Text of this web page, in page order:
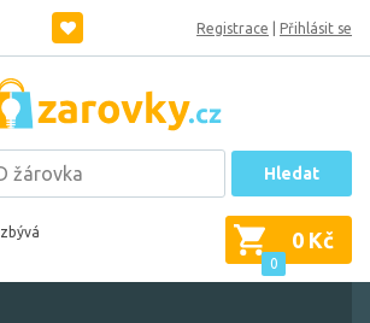
Registrace Přihlásit se
Hledat
zbývá
0
0 Kč